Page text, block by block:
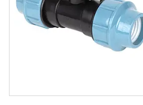
Діаметр другого торця корпусу
63 1